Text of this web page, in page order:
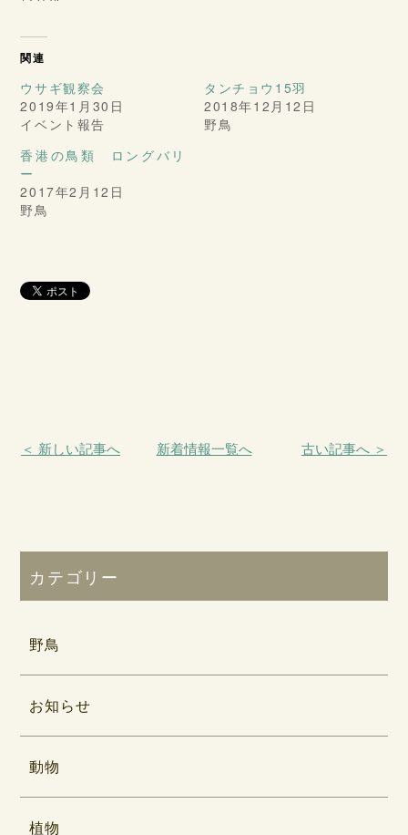
関連
ウサギ観察会
2019年1月30日
イベント報告
タンチョウ15羽
2018年12月12日
野鳥
香港の鳥類 ロングバリ
ー
2017年2月12日
野鳥
＜ 新しい記事へ 新着情報一覧へ 古い記事へ ＞
カテゴリー
野鳥
お知らせ
動物
植物